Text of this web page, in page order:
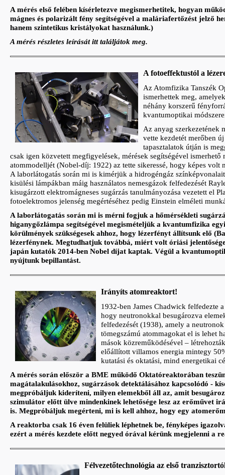
A mérés első felében kísérletezve megismerhetitek, hogyan
mágnes és polarizált fény segítségével a maláriafertőzést jelző
hanem szintetikus kristályokat használunk.)
A mérés részletes leírását itt találjátok meg.
A fotoeffektustól a
Az Atomfizika Tanszék
ismerhettek meg,
néhány korszerű
kvantumoptikai
Az anyag szerkezetének
vette kezdetét merőben
tapasztalatok útján is
csak igen közvetett megfigyelések, mérések segítségével
atommodelljét (Nobel-díj: 1922) az tette sikeressé, hogy képes
A laborlátogatás során mi is kimérjük a hidrogéngáz
kisülési lámpákban máig használatos nemesgázok felfedezését
kisugárzott elektromágneses sugárzás tanulmányozása vezetett el
fotoelektromos jelenség megértéséhez pedig Einstein elméleti
A laborlátogatás során mi is mérni fogjuk a hőmérsékleti
higanygőzlámpa segítségével megismételjük a kvantumfizika
körülmények szükségesek ahhoz, hogy lézerfényt állítsunk elő
lézerfénynek. Megtudhatjuk továbbá, miért volt óriási
japán kutatók 2014-ben Nobel díjat kaptak. Végül a
nyújtunk bepillantást.
Irányíts atomreaktort!
1932-ben James Chadwick felfedezte
hogy neutronokkal besugározva
felfedezését (1938), amely a
tömegszámú atommagokat el is lehet
mások közreműködésével –
előállított villamos energia mintegy
kutatási és oktatási, mind energetikai
A mérés során először a BME működő Oktatóreaktorában
magátalakulásokhoz, sugárzások detektálásához kapcsolódó -
megpróbáljuk kideríteni, milyen elemekből áll az, amit
szimulátor előtt ülve mindenkinek lehetősége lesz az erőművet
is. Megpróbáljuk megérteni, mi is kell ahhoz, hogy egy
A reaktorba csak 16 éven felüliek léphetnek be, fényképes
ezért a mérés kezdete előtt negyed órával kérünk megjelenni a
Félvezetőtechnológia az első